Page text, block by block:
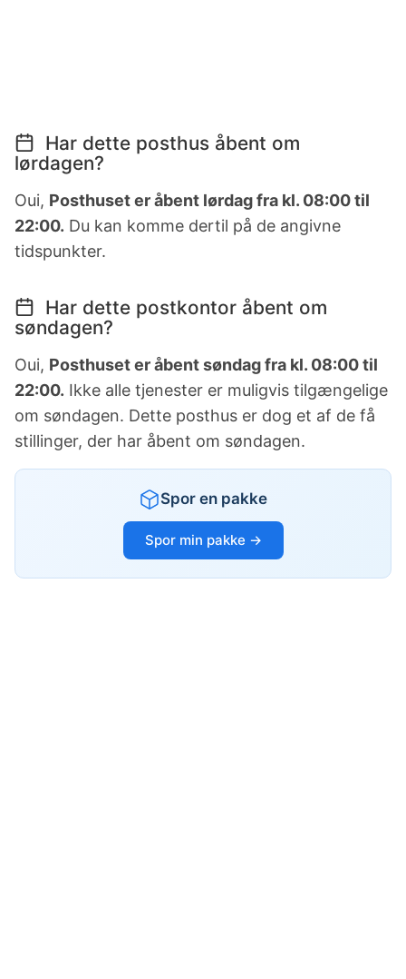
Har dette posthus åbent om
lørdagen?
Oui, Posthuset er åbent lørdag fra kl. 08:00 til
22:00. Du kan komme dertil på de angivne
tidspunkter.
Har dette postkontor åbent om
søndagen?
Oui, Posthuset er åbent søndag fra kl. 08:00 til
22:00. Ikke alle tjenester er muligvis tilgængelige
om søndagen. Dette posthus er dog et af de få
stillinger, der har åbent om søndagen.
Spor en pakke
Spor min pakke →